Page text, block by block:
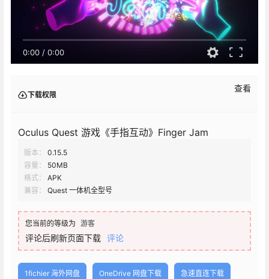
0:00 / 0:00
下载权限
查看
Oculus Quest 游戏《手指互动》Finger Jam
版本：
0.15.5
容量：
50MB
格式：
APK
兼容：
Quest 一体机全型号
您当前的等级为 游客
评论后刷新页面下载 评论
1fichier 海外网盘 OneDrive 网盘下载 急速直连下载